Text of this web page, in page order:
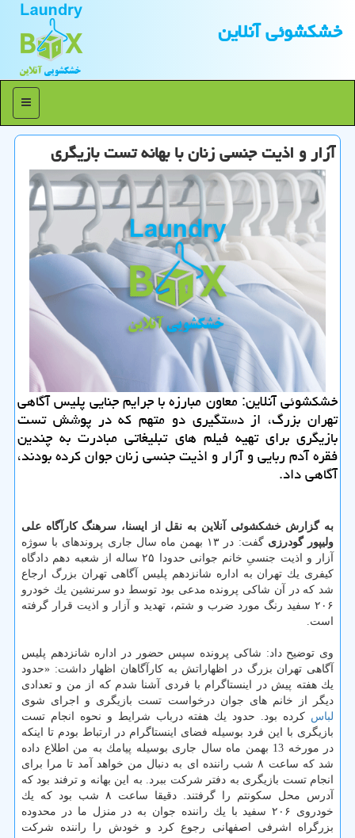
خشكشوئی آنلاین
منو
آزار و اذیت جنسی زنان با بهانه تست بازیگری
خشكشوئی آنلاین: معاون مبارزه با جرایم جنایی پلیس آگاهی
تهران بزرگ، از دستگیری دو متهم كه در پوشش تست
بازیگری برای تهیه فیلم های تبلیغاتی مبادرت به چندین
فقره آدم ربایی و آزار و اذیت جنسی زنان جوان كرده بودند،
آگاهی داد.
به گزارش خشكشوئی آنلاین به نقل از ایسنا، سرهنگ كارآگاه علی
ولیپور گودرزی
گفت: در ۱۳ بهمن ماه سال جاری پروندهای با سوژه
آزار و اذیت جنسیِ خانم جوانی حدودا ۲۵ ساله از شعبه دهم دادگاه
كیفری یك تهران به اداره شانزدهم پلیس آگاهی تهران بزرگ ارجاع
شد كه در آن شاكی پرونده مدعی بود توسط دو سرنشین یك خودرو
۲۰۶ سفید رنگ مورد ضرب و شتم، تهدید و آزار و اذیت قرار گرفته
است.
وی توضیح داد: شاكی پرونده سپس حضور در اداره شانزدهم پلیس
آگاهی تهران بزرگ در اظهاراتش به كارآگاهان اظهار داشت: «حدود
یك هفته پیش در اینستاگرام با فردی آشنا شدم كه از من و تعدادی
دیگر از خانم های جوان درخواست تست بازیگری و اجرای شوی
لباس كرده بود. حدود یك هفته درباب شرایط و نحوه انجام تست
بازیگری با این فرد بوسیله فضای اینستاگرام در ارتباط بودم تا اینكه
در مورخه 13 بهمن ماه سال جاری بوسیله پیامك به من اطلاع داده
شد كه ساعت ۸ شب راننده ای به دنبال من خواهد آمد تا مرا برای
انجام تست بازیگری به دفتر شركت ببرد. به این بهانه و ترفند بود كه
آدرس محل سكونتم را گرفتند. دقیقا ساعت ۸ شب بود كه یك
خودروی ۲۰۶ سفید با یك راننده جوان به در منزل ما در محدوده
بزرگراه اشرفی اصفهانی رجوع كرد و خودش را راننده شركت